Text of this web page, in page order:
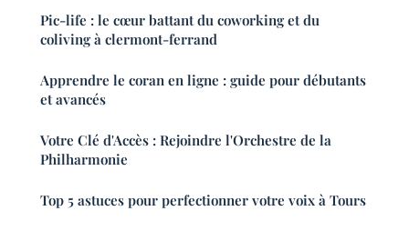
Pic-life : le cœur battant du coworking et du
coliving à clermont-ferrand
Apprendre le coran en ligne : guide pour débutants
et avancés
Votre Clé d'Accès : Rejoindre l'Orchestre de la
Philharmonie
Top 5 astuces pour perfectionner votre voix à Tours